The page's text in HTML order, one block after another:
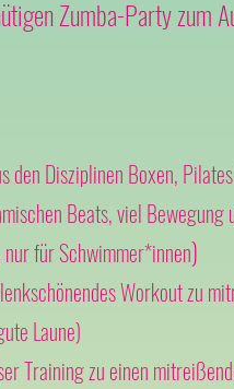
Zumba-Party zum
den Disziplinen Boxen,
Beats, viel
nur für Schwimmer*innen)
Workout zu
Laune)
Training zu einen